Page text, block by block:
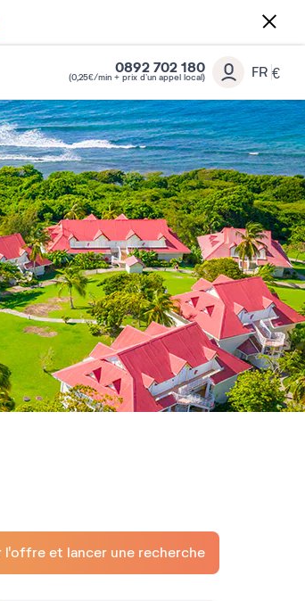
0892 702 180
(0,25€/min + prix d’un appel local) FR €
et lancer une recherche